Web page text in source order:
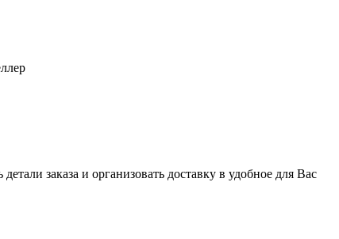
заказа и организовать доставку в удобное для Вас